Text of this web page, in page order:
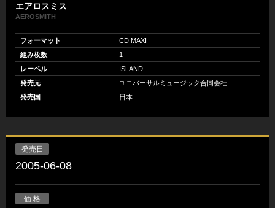
エアロスミス
AEROSMITH
フォーマット
CD MAXI
組み枚数
1
レーベル
ISLAND
発売元
ユニバーサルミュージック合同会社
発売国
日本
発売日
2005-06-08
価 格